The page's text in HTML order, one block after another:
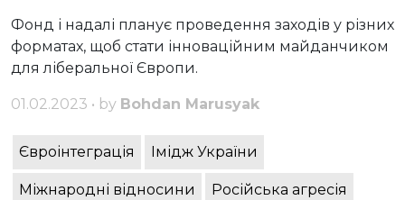
Фонд і надалі планує проведення заходів у різних
форматах, щоб стати інноваційним майданчиком
для ліберальної Європи.
01.02.2023 • by Bohdan Marusyak
Євроінтеграція Імідж України
Міжнародні відносини Російська агресія